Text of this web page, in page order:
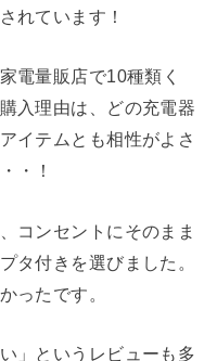
れています！
電量販店で10種類く
入理由は、どの充電器
イテムとも相性がよさ
・！
コンセントにそのまま
タ付きを選びました。
ったです。
」というレビューも多